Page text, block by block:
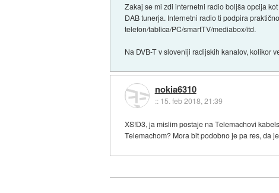
Zakaj se mi zdi internetni radio boljša opcija
DAB tunerja. Internetni radio ti podpira
telefon/tablica/PC/smartTV/mediabox/itd.
Na DVB-T v sloveniji radijskih kanalov, kolikor
nokia6310
:: 15. feb 2018, 21:39
XS!D3, ja mislim postaje na Telemachovi
Telemachom? Mora bit podobno je pa res, da